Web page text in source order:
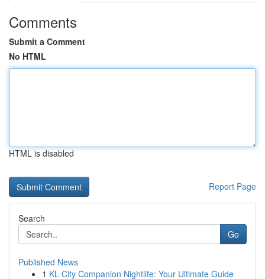
Comments
Submit a Comment
No HTML
HTML is disabled
Report Page
Search
Go
Published News
1 KL City Companion Nightlife: Your Ultimate Guide